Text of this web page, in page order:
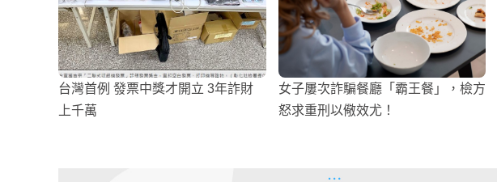
台灣首例 發票中獎才開立 3年詐財
上千萬
女子屢次詐騙餐廳「霸王餐」，檢方
怒求重刑以儆效尤！